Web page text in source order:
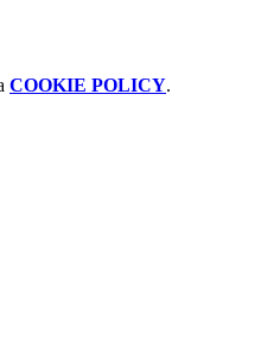
COOKIE POLICY.